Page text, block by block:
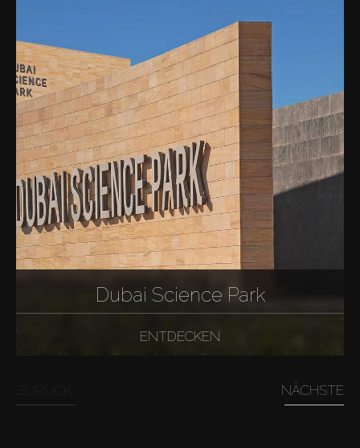
Dubai Science Park
ENTDECKEN
NÄCHSTE